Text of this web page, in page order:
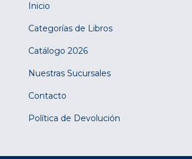
Inicio
Categorías de Libros
Catálogo 2026
Nuestras Sucursales
Contacto
Política de Devolución